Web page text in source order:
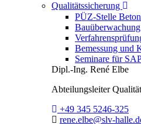
Qualitätssicherung
PÜZ-Stelle
Bauüberwachung
Bemessung und
Seminare für
Dipl.-Ing. René Elbe
Abteilungsleiter
Telefon:
+49 345 5246-325
E-Mail:
rene.elbe@slv-